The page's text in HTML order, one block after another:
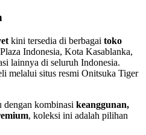
kini tersedia di berbagai toko
Indonesia, Kota Kasablanka,
lainnya di seluruh Indonesia.
melalui situs resmi Onitsuka Tiger
dengan kombinasi keanggunan,
, koleksi ini adalah pilihan